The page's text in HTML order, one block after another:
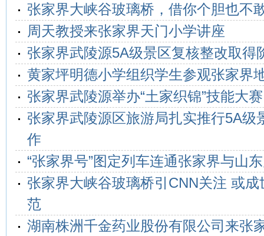
张家界大峡谷玻璃桥，借你个胆也不
周天教授来张家界天门小学讲座
张家界武陵源5A级景区复核整改取得
黄家坪明德小学组织学生参观张家界
张家界武陵源举办“土家织锦”技能大赛
张家界武陵源区旅游局扎实推行5A级
作
“张家界号”图定列车连通张家界与山
张家界大峡谷玻璃桥引CNN关注 或
范
湖南株洲千金药业股份有限公司来张